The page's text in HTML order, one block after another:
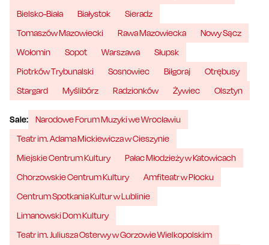
Bielsko-Biała
Białystok
Sieradz
Tomaszów Mazowiecki
Rawa Mazowiecka
Nowy Sącz
Wołomin
Sopot Warszawa
Słupsk
Piotrków Trybunalski
Sosnowiec Biłgoraj
Otrębusy
Stargard
Myślibórz Radzionków Żywiec Olsztyn
Sale:
Narodowe Forum Muzyki we Wrocławiu
Teatr im. Adama Mickiewicza w Cieszynie
Miejskie Centrum Kultury
Pałac Młodzieży w Katowicach
Chorzowskie Centrum Kultury
Amfiteatr w Płocku
Centrum Spotkania Kultur w Lublinie
Limanowski Dom Kultury
Teatr im. Juliusza Osterwy w Gorzowie Wielkopolskim